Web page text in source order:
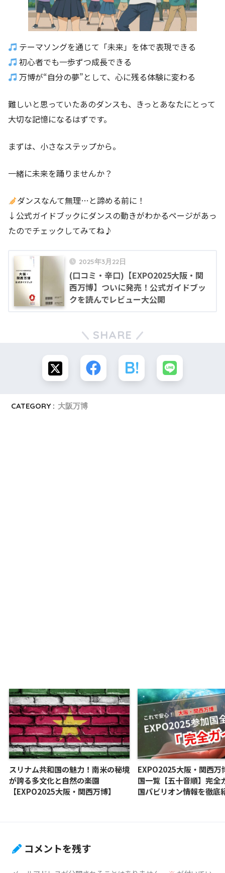
テーマソングを通じて「未来」を体で表現できる
初心者でも一歩ずつ成長できる
万博が“自分の夢”として、心に残る体験に変わる
難しいと思っていたあのダンスも、きっとあなたにとって
大切な記憶になるはずです。
まずは、小さなステップから。
一緒に未来を踊りませんか？
ダンスなんて無理…と諦める前に！
↓公式ガイドブックにダンスの動きがわかるページがあっ
たのでチェックしてみてね♪
2025年3月22日
(口コミ・辛口)【EXPO2025大阪・関
西万博】ついに発売！公式ガイドブッ
クを読んでレビュー大公開
SHARE
CATEGORY : 大阪万博
スリナム共和国の魅力！南米の秘境
が誇る多文化と自然の楽園
【EXPO2025大阪・関西万博】
EXPO2025大阪・関西万
国一覧【五十音順】完全
国パビリオン情報を徹底
コメントを残す